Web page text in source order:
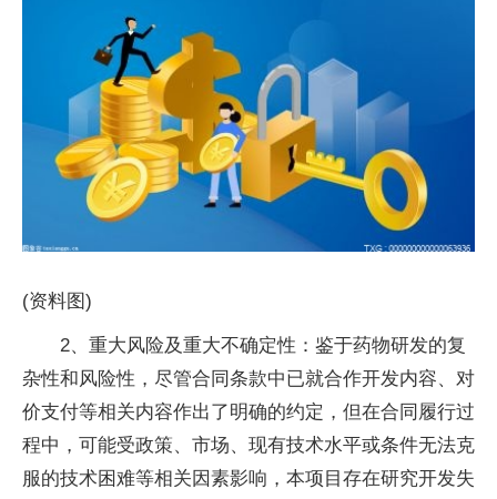
(资料图)
2、重大风险及重大不确定性：鉴于药物研发的复
杂性和风险性，尽管合同条款中已就合作开发内容、对
价支付等相关内容作出了明确的约定，但在合同履行过
程中，可能受政策、市场、现有技术水平或条件无法克
服的技术困难等相关因素影响，本项目存在研究开发失